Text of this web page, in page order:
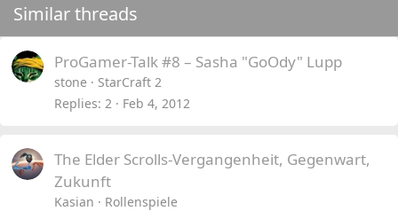
Similar threads
ProGamer-Talk #8 – Sasha "GoOdy" Lupp
stone
StarCraft 2
Replies 2 Feb 4, 2012
The Elder Scrolls-Vergangenheit, Gegenwart,
Zukunft
Kasian
Rollenspiele